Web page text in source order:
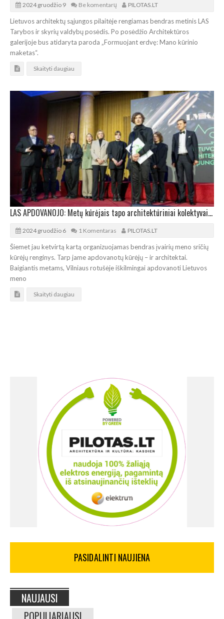
2024 gruodžio 9 Be komentarų PILOTAS.LT
Lietuvos architektų sąjungos pilaitėje rengiamas bendras metinis LAS
Tarybos ir skyrių valdybų posėdis. Po posėdžio Architektūros
galerijoje bus atidaryta paroda „Formuojant erdvę: Mano kūrinio
maketas“.
Skaityti daugiau
LAS APDOVANOJO: Metų kūrėjais tapo architektūriniai kolektyvai „Implmnt“ ir „Altitudės“
2024 gruodžio 6 1 Komentaras PILOTAS.LT
Šiemet jau ketvirtą kartą organizuojamas bendras įvairių meno sričių
kūrėjų renginys. Tarp jame apdovanotų kūrėjų – ir architektai.
Baigiantis metams, Vilniaus rotušėje iškilmingai apdovanoti Lietuvos
meno
Skaityti daugiau
PASIDALINTI NAUJIENA
NAUJAUSI